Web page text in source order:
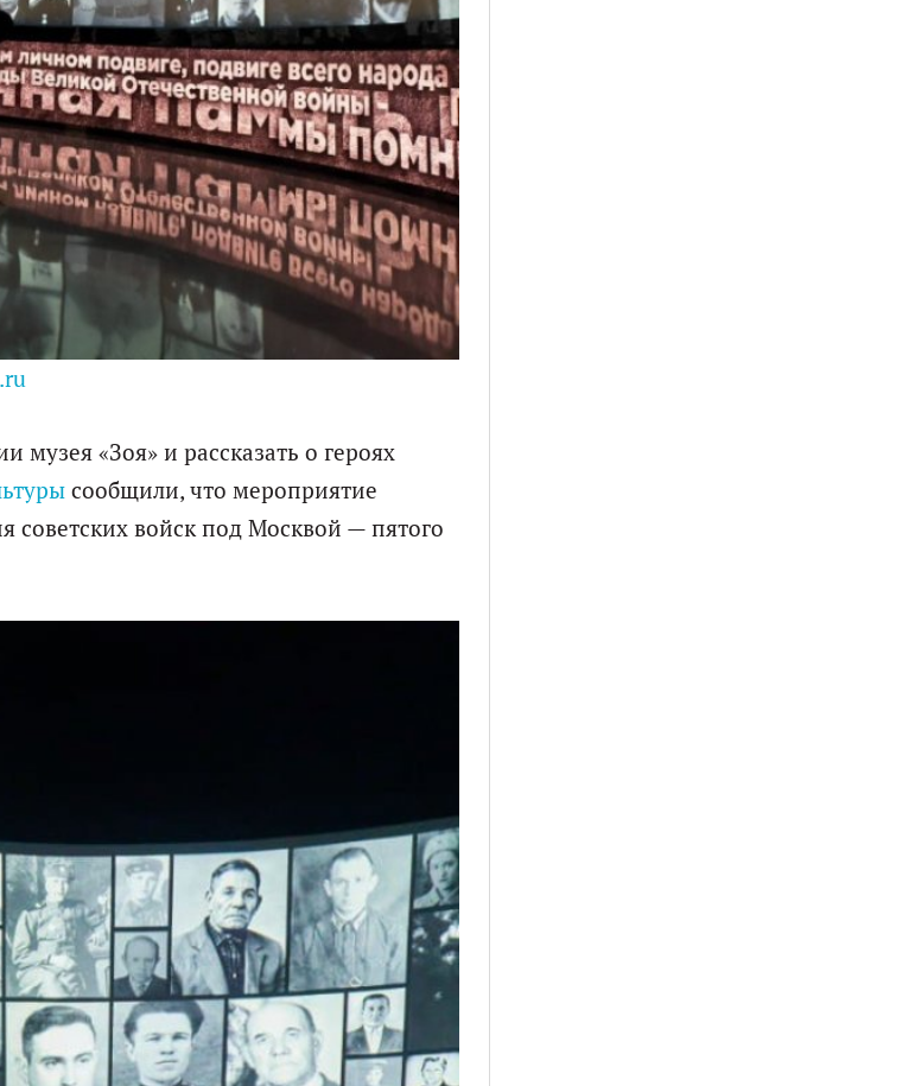
«Зоя» и рассказать о героях
сообщили, что мероприятие
советских войск под Москвой — пятого